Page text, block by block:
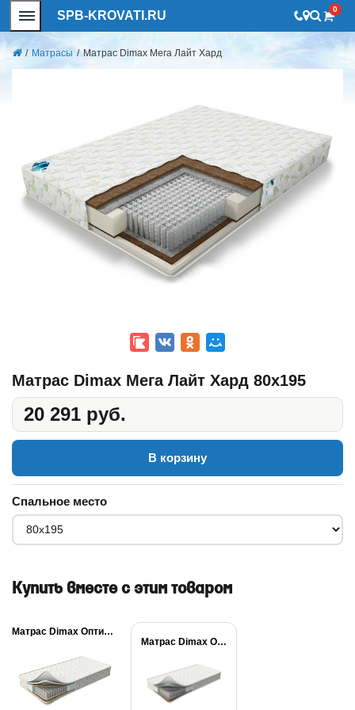
SPB-KROVATI.RU 0
/ Матрасы / Матрас Dimax Мега Лайт Хард
Матрас Dimax Мега Лайт Хард 80x195
20 291 руб.
В корзину
Спальное место
Купить вместе с этим товаром
Матрас Dimax Оптима...
Матрас Dimax Оптима...